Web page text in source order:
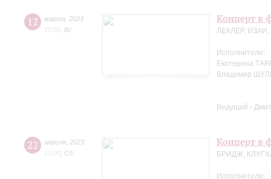
12 марта
2023
15:00 Вс
Концерт в
ЛЕКЛЕР,
Исполнители:
Екатерина
Владимир
Ведущий -
22 апреля 2023
15:00 Сб
Концерт в
БРИДЖ,
Исполнители: